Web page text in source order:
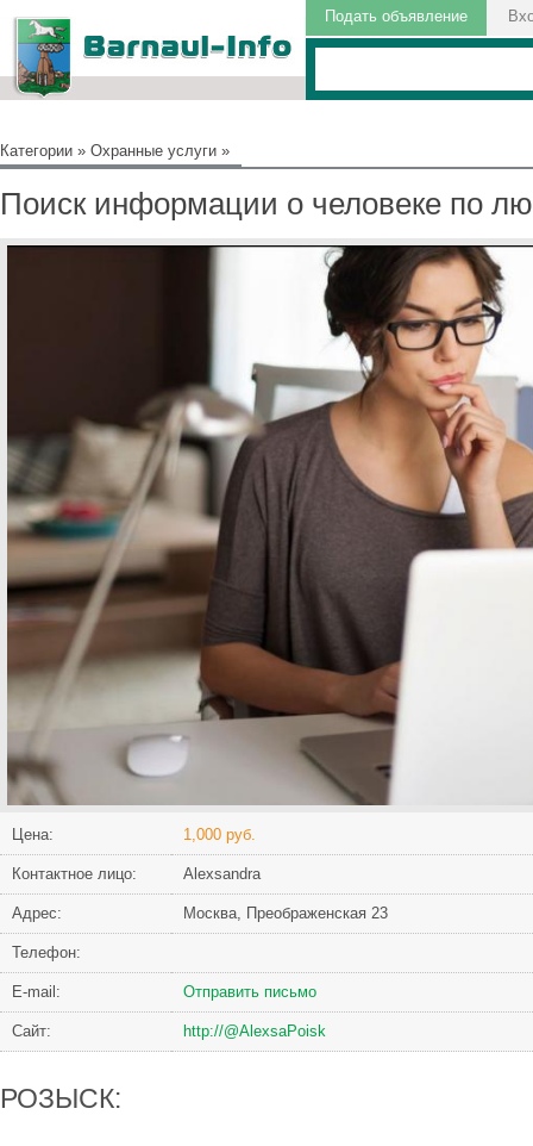
Подать объявление
Категории » Охранные услуги »
Поиск информации о человеке по
Цена: 1,000 руб.
Контактное лицо: Alexsandra
Адрес: Москва, Преображенская 23
Телефон:
Е-mail: Отправить письмо
Сайт: http://@AlexsaPoisk
РОЗЫСК: